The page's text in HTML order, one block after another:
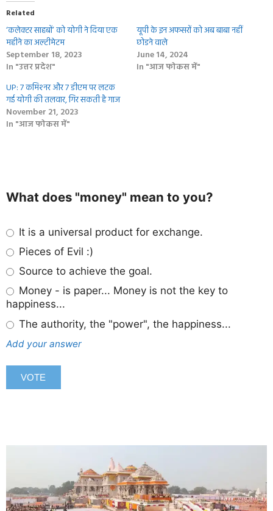
Related
‘कलेक्‍टर साहबाें’ को योगी ने दिया एक
महीने का अल्‍टीमेटम
September 18, 2023
In "उत्तर प्रदेश"
यूपी के इन अफसरों को अब बाबा नहींं
छोडने वाले
June 14, 2024
In "आज फोकस में"
UP: 7 कमिश्‍नर और 7 डीएम पर लटक
गई योगी की तलवार, गिर सकती है गाज
November 21, 2023
In "आज फोकस में"
What does "money" mean to you?
It is a universal product for exchange.
Pieces of Evil :)
Source to achieve the goal.
Money - is paper... Money is not the key to
happiness...
The authority, the "power", the happiness...
Add your answer